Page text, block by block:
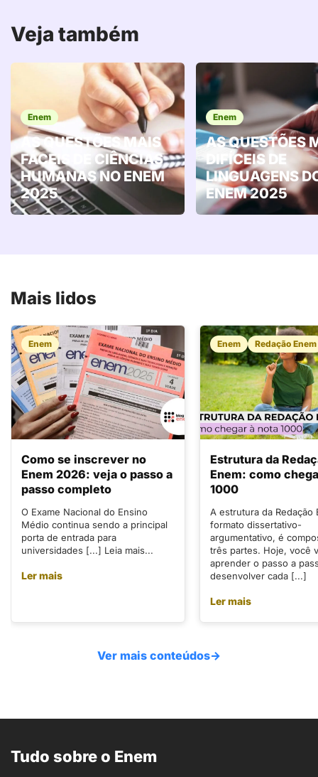
Veja também
Enem
AS QUESTÕES MAIS
FÁCEIS DE CIÊNCIAS
HUMANAS NO ENEM
2025
Enem
AS QUESTÕES
DIFÍCEIS DE
LINGUAGENS
ENEM 2025
Mais lidos
Enem
Como se inscrever no
Enem 2026: veja o passo a
passo completo
O Exame Nacional do Ensino
Médio continua sendo a principal
porta de entrada para
universidades [...] Leia mais...
Ler mais
Enem Redação Enem
Estrutura da
Enem: como
1000
A estrutura da Redação
formato dissertativo-
argumentativo, é
três partes. Hoje, você
aprender o passo a
desenvolver cada [...]
Ler mais
Ver mais conteúdos→
Tudo sobre o Enem